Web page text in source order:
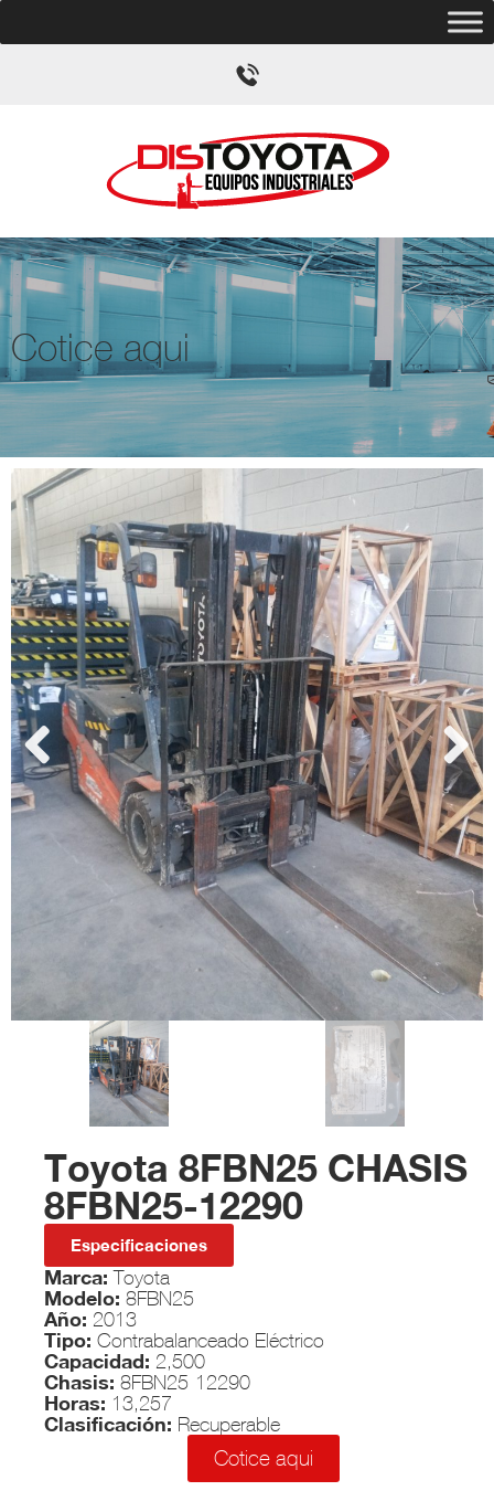
Cotice aqui
Toyota 8FBN25 CHASIS
8FBN25-12290
Especificaciones
Marca: Toyota
Modelo: 8FBN25
Año: 2013
Tipo: Contrabalanceado Eléctrico
Capacidad: 2,500
Chasis: 8FBN25-12290
Horas: 13,257
Clasificación: Recuperable
Cotice aqui